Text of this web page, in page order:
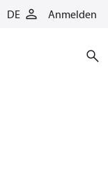
DE Anmelden